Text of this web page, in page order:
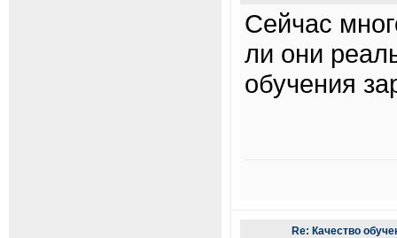
Сейчас
ли они
обучения
Re: Качество